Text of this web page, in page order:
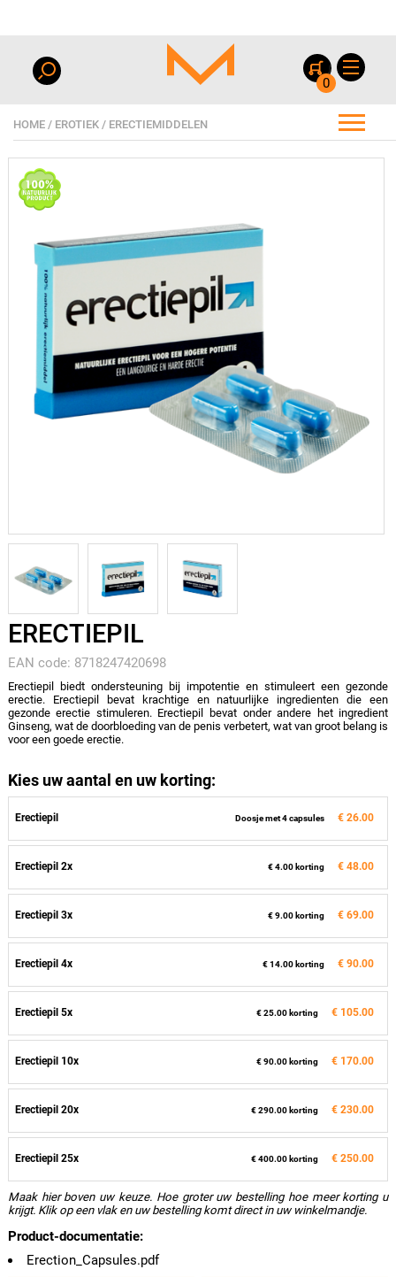
0
HOME / EROTIEK / ERECTIEMIDDELEN
ERECTIEPIL
EAN code: 8718247420698
Erectiepil biedt ondersteuning bij impotentie en stimuleert een gezonde
erectie. Erectiepil bevat krachtige en natuurlijke ingredienten die een
gezonde erectie stimuleren. Erectiepil bevat onder andere het ingredient
Ginseng, wat de doorbloeding van de penis verbetert, wat van groot belang is
voor een goede erectie.
Kies uw aantal en uw korting:
Erectiepil Doosje met 4 capsules € 26.00
Erectiepil 2x € 4.00 korting € 48.00
Erectiepil 3x € 9.00 korting € 69.00
Erectiepil 4x € 14.00 korting € 90.00
Erectiepil 5x € 25.00 korting € 105.00
Erectiepil 10x € 90.00 korting € 170.00
Erectiepil 20x € 290.00 korting € 230.00
Erectiepil 25x € 400.00 korting € 250.00
Maak hier boven uw keuze. Hoe groter uw bestelling hoe meer korting u
krijgt. Klik op een vlak en uw bestelling komt direct in uw winkelmandje.
Product-documentatie:
Erection_Capsules.pdf